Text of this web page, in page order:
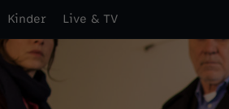
Kinder Live & TV